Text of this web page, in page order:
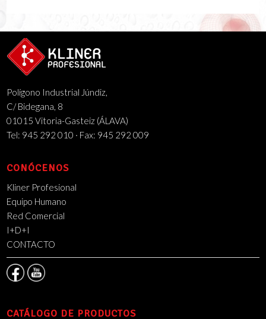
Polígono Industrial Júndiz,
C/ Bidegana, 8
01015 Vitoria-Gasteiz (ÁLAVA)
Tel: 945 292 010 · Fax: 945 292 009
CONÓCENOS
Kliner Profesional
Equipo Humano
Red Comercial
I+D+I
CONTACTO
CATÁLOGO DE PRODUCTOS